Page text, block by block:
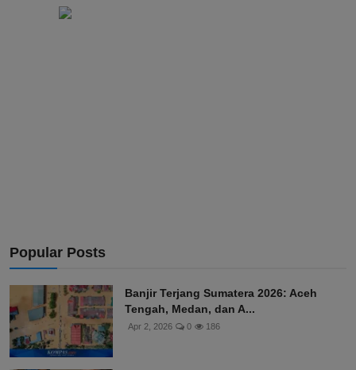
Popular Posts
Banjir Terjang Sumatera 2026: Aceh
Tengah, Medan, dan A...
Apr 2, 2026 0 186